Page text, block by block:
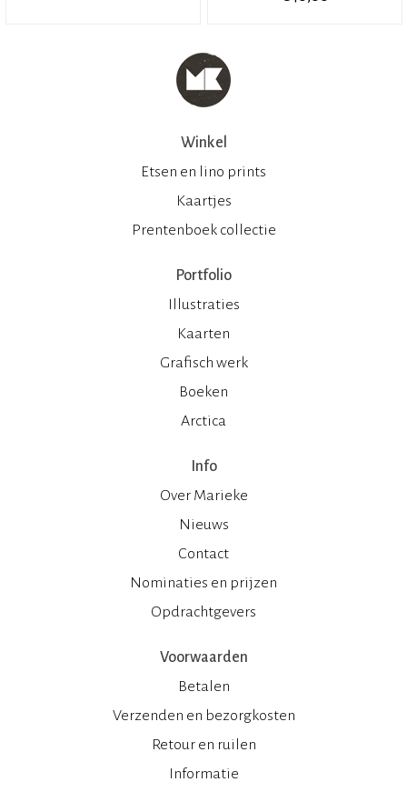
Winkel
Etsen en lino prints
Kaartjes
Prentenboek collectie
Portfolio
Illustraties
Kaarten
Grafisch werk
Boeken
Arctica
Info
Over Marieke
Nieuws
Contact
Nominaties en prijzen
Opdrachtgevers
Voorwaarden
Betalen
Verzenden en bezorgkosten
Retour en ruilen
Informatie